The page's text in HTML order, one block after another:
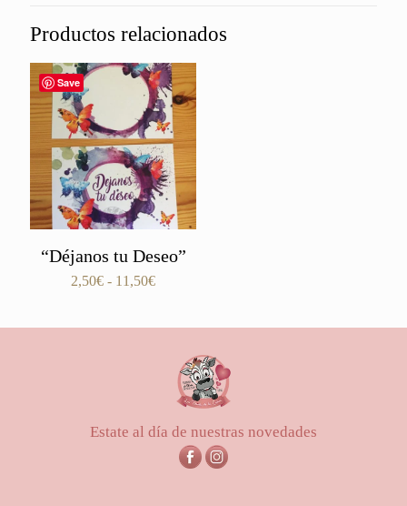
Productos relacionados
Save
“Déjanos tu Deseo”
2,50€ - 11,50€Rango
hasta
11,50€
Estate al día de nuestras novedades